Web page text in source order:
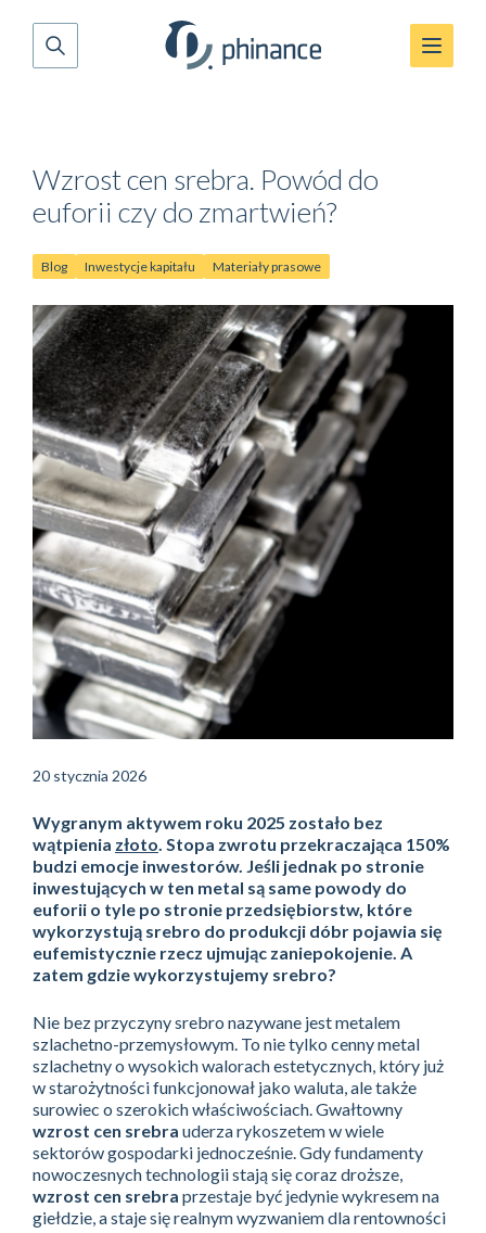
Wzrost cen srebra. Powód do
euforii czy do zmartwień?
Blog Inwestycje kapitału Materiały prasowe
20 stycznia 2026
Wygranym aktywem roku 2025 zostało bez
wątpienia złoto. Stopa zwrotu przekraczająca 150%
budzi emocje inwestorów. Jeśli jednak po stronie
inwestujących w ten metal są same powody do
euforii o tyle po stronie przedsiębiorstw, które
wykorzystują srebro do produkcji dóbr pojawia się
eufemistycznie rzecz ujmując zaniepokojenie. A
zatem gdzie wykorzystujemy srebro?
Nie bez przyczyny srebro nazywane jest metalem
szlachetno-przemysłowym. To nie tylko cenny metal
szlachetny o wysokich walorach estetycznych, który już
w starożytności funkcjonował jako waluta, ale także
surowiec o szerokich właściwościach. Gwałtowny
wzrost cen srebra uderza rykoszetem w wiele
sektorów gospodarki jednocześnie. Gdy fundamenty
nowoczesnych technologii stają się coraz droższe,
wzrost cen srebra przestaje być jedynie wykresem na
giełdzie, a staje się realnym wyzwaniem dla rentowności